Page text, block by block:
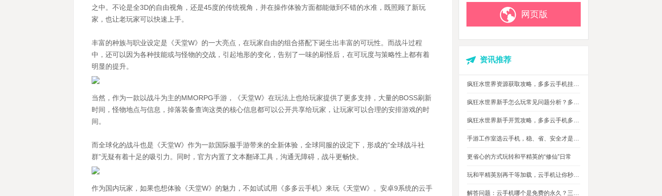
之中。不论是全3D的自由视角，还是45度的传统视角，并在操作体验方面都能做到不错的水准，既照顾了新玩
家，也让老玩家可以快速上手。
丰富的种族与职业设定是《天堂W》的一大亮点，在玩家自由的组合搭配下诞生出丰富的可玩性。而战斗过程
中，还可以因为各种技能或与怪物的交战，引起地形的变化，告别了一味的刷怪后，在可玩度与策略性上都有着
明显的提升。
当然，作为一款以战斗为主的MMORPG手游，《天堂W》在玩法上也给玩家提供了更多支持，大量的BOSS刷新
时间，怪物地点与信息，掉落装备查询这类的核心信息都可以公开共享给玩家，让玩家可以合理的安排游戏的时
间。
而全球化的战斗也是《天堂W》作为一款国际服手游带来的全新体验，全球同服的设定下，形成的“全球战斗社
群”无疑有着十足的吸引力。同时，官方内置了文本翻译工具，沟通无障碍，战斗更畅快。
作为国内玩家，如果也想体验《天堂W》的魅力，不如试试用《多多云手机》来玩《天堂W》。安卓9系统的云手
网页版
资讯推荐
疯狂水世界资源获取攻略，多多云手机挂机搬砖自动攒材料
疯狂水世界新手怎么玩常见问题分析？多多云手机多开托管挂机升级打怪
疯狂水世界新手开荒攻略，多多云手机多开托管，自动搞定海量重复日常快速升级
手游工作室选云手机，稳、省、安全才是实在考量
更省心的方式玩转和平精英的“修仙”日常
玩和平精英别再干等加载，云手机让你秒玩游戏进战场
解答问题：云手机哪个是免费的永久？三大免费永久正版云手机对比